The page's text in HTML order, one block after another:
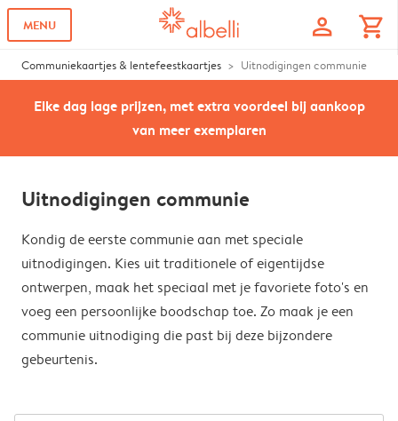
MENU profile shopping_cart
Communiekaartjes & lentefeestkaartjes Uitnodigingen communie
Elke dag lage prijzen, met extra voordeel bij aankoop
van meer exemplaren
Uitnodigingen communie
Kondig de eerste communie aan met speciale
uitnodigingen. Kies uit traditionele of eigentijdse
ontwerpen, maak het speciaal met je favoriete foto's en
voeg een persoonlijke boodschap toe. Zo maak je een
communie uitnodiging die past bij deze bijzondere
gebeurtenis.